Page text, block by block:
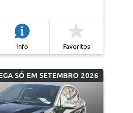
Info Favoritos
SÓ EM SETEMBRO 2026